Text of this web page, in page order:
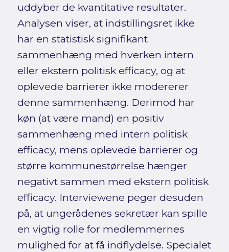
uddyber de kvantitative resultater.
Analysen viser, at indstillingsret ikke
har en statistisk signifikant
sammenhæng med hverken intern
eller ekstern politisk efficacy, og at
oplevede barrierer ikke modererer
denne sammenhæng. Derimod har
køn (at være mand) en positiv
sammenhæng med intern politisk
efficacy, mens oplevede barrierer og
større kommunestørrelse hænger
negativt sammen med ekstern politisk
efficacy. Interviewene peger desuden
på, at ungerådenes sekretær kan spille
en vigtig rolle for medlemmernes
mulighed for at få indflydelse. Specialet